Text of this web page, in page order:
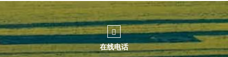
在线电话